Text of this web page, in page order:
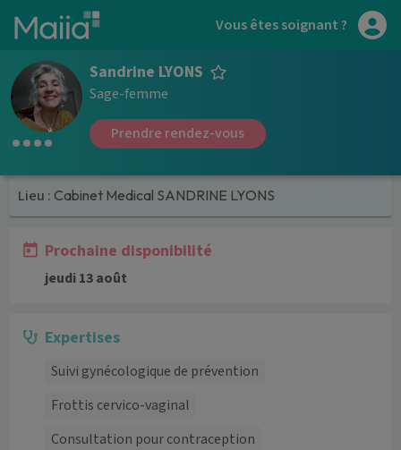
Aller au contenu principal Vous êtes soignant ?
Sandrine LYONS
Sage-femme
Prendre rendez-vous
Lieu : Cabinet Medical SANDRINE LYONS
Prochaine disponibilité
jeudi 13 août
Expertises
Suivi gynécologique de prévention
Frottis cervico-vaginal
Consultation pour contraception